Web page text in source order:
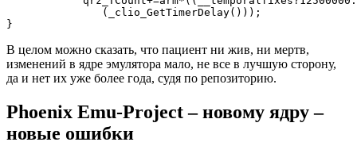
               (_clio_GetTimerDelay()));
}
В целом можно сказать, что пациент ни жив, ни мертв,
изменений в ядре эмулятора мало, не все в лучшую сторону,
да и нет их уже более года, судя по репозиторию.
Phoenix Emu-Project – новому ядру –
новые ошибки